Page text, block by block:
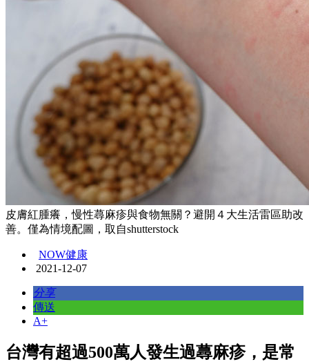
皮膚紅腫癢，慢性蕁麻疹與食物無關？避開４大生活雷區助改
善。僅為情境配圖，取自shutterstock
NOW健康
2021-12-07
分享
傳送
A+
台灣有超過500萬人發生過蕁麻疹，是常